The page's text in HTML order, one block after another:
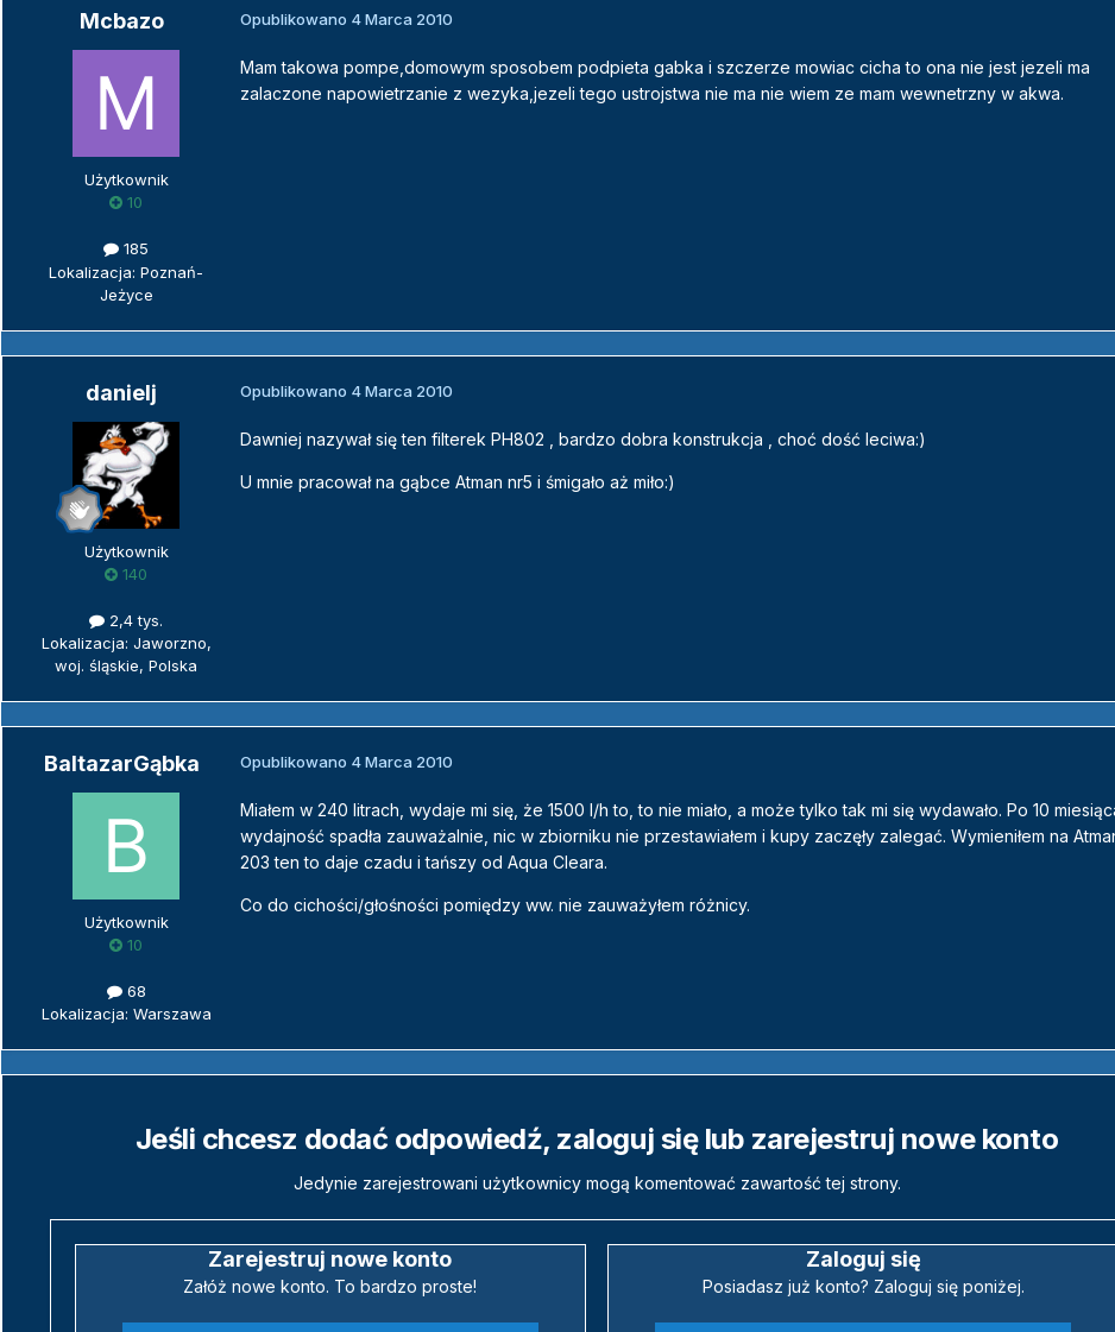
Mcbazo
Użytkownik
10
185
Lokalizacja: Poznań-
Jeżyce
Opublikowano 4 Marca 2010
Mam takowa pompe,domowym sposobem podpieta gabka i szczerze mowiac cicha to ona nie jest jezeli ma
zalaczone napowietrzanie z wezyka,jezeli tego ustrojstwa nie ma nie wiem ze mam wewnetrzny w akwa.
danielj
Użytkownik
140
2,4 tys.
Lokalizacja: Jaworzno,
woj. śląskie, Polska
Opublikowano 4 Marca 2010
Dawniej nazywał się ten filterek PH802 , bardzo dobra konstrukcja , choć dość leciwa:)
U mnie pracował na gąbce Atman nr5 i śmigało aż miło:)
BaltazarGąbka
Użytkownik
10
68
Lokalizacja: Warszawa
Opublikowano 4 Marca 2010
Miałem w 240 litrach, wydaje mi się, że 1500 l/h to, to nie miało, a może tylko tak mi się wydawało. Po 10
wydajność spadła zauważalnie, nic w zbiorniku nie przestawiałem i kupy zaczęły zalegać. Wymieniłem na
203 ten to daje czadu i tańszy od Aqua Cleara.
Co do cichości/głośności pomiędzy ww. nie zauważyłem różnicy.
Jeśli chcesz dodać odpowiedź, zaloguj się lub zarejestruj nowe konto
Jedynie zarejestrowani użytkownicy mogą komentować zawartość tej strony.
Zarejestruj nowe konto
Załóż nowe konto. To bardzo proste!
Zaloguj się
Posiadasz już konto? Zaloguj się poniżej.